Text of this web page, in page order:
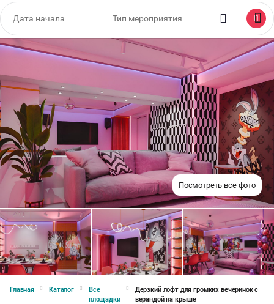
Посмотреть все фото
Главная Каталог
Все
площадки
Дерзкий лофт для громких вечеринок с
верандой на крыше